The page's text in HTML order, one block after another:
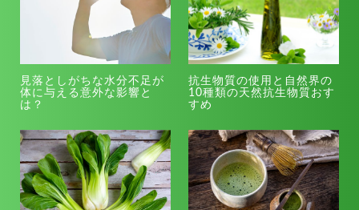
見落としがちな水分不足が
体に与える意外な影響と
は？
抗生物質の使用と自然界の
10種類の天然抗生物質おす
すめ